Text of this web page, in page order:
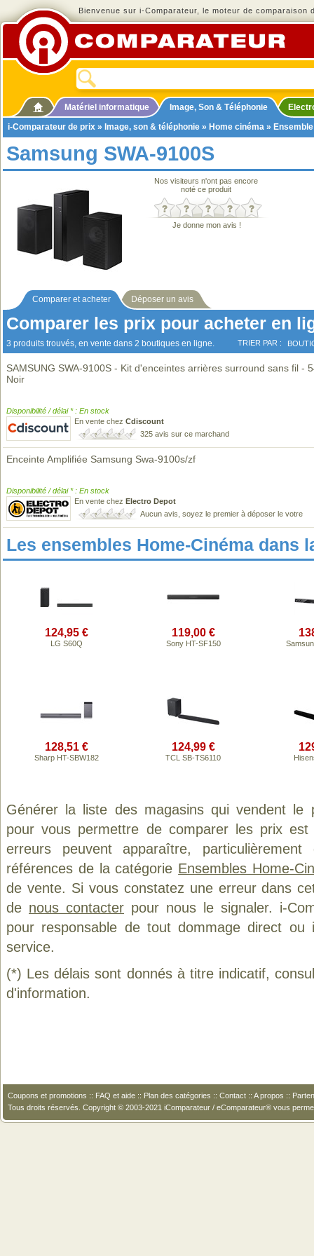
Bienvenue sur i-Comparateur, le moteur de comparaison
Matériel informatique Image, Son & Téléphonie
i-Comparateur de prix » Image, son & téléphonie » Home cinéma »
Samsung SWA-9100S
Nos visiteurs n'ont pas encore
noté ce produit
Je donne mon avis !
Comparer et acheter Déposer un avis
Comparer les prix pour acheter en
3 produits trouvés, en vente dans 2 boutiques en ligne. TRIER PAR :
SAMSUNG SWA-9100S - Kit d'enceintes arrières surround sans fil -
Noir
Disponibilité / délai * : En stock
En vente chez Cdiscount
325 avis sur ce marchand
Enceinte Amplifiée Samsung Swa-9100s/zf
Disponibilité / délai * : En stock
En vente chez Electro Depot
Aucun avis, soyez le premier à déposer le votre
Les ensembles Home-Cinéma dans
124,95 €
LG S60Q
119,00 €
Sony HT-SF150
128,51 €
Sharp HT-SBW182
124,99 €
TCL SB-TS6110
Générer la liste des magasins qui vendent le
pour vous permettre de comparer les prix
erreurs peuvent apparaître,
références de la catégorie Ensembles Home-
de vente. Si vous constatez une erreur dans
de nous contacter pour nous le signaler. i-
pour responsable de tout dommage direct
service.
(*) Les délais sont donnés à titre indicatif,
d'information.
Coupons et promotions :: FAQ et aide :: Plan des catégories :: Contact :: A propos ::
Tous droits réservés. Copyright © 2003-2021 iComparateur / eComparateur® vous